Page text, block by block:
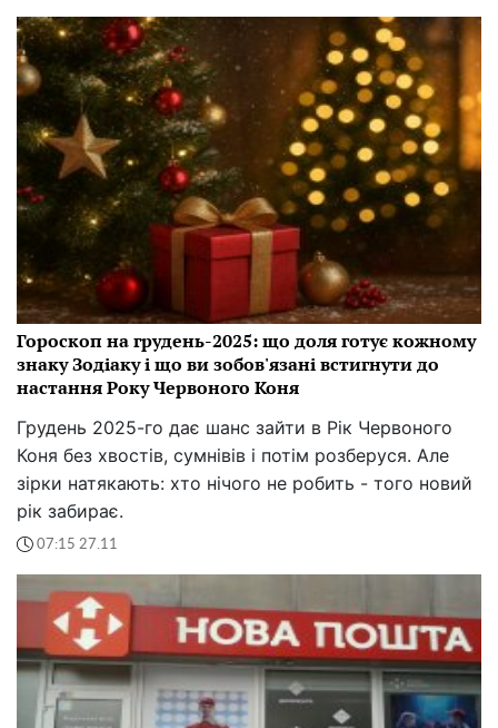
Гороскоп на грудень-2025: що доля готує кожному
знаку Зодіаку і що ви зобов'язані встигнути до
настання Року Червоного Коня
Грудень 2025-го дає шанс зайти в Рік Червоного
Коня без хвостів, сумнівів і потім розберуся. Але
зірки натякають: хто нічого не робить - того новий
рік забирає.
07:15 27.11